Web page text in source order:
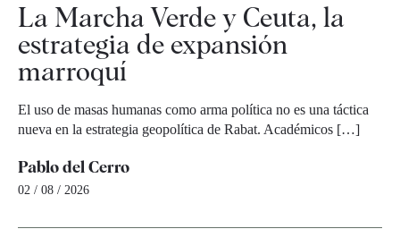
La Marcha Verde y Ceuta, la
estrategia de expansión
marroquí
El uso de masas humanas como arma política no es una táctica
nueva en la estrategia geopolítica de Rabat. Académicos […]
Pablo del Cerro
02 / 08 / 2026